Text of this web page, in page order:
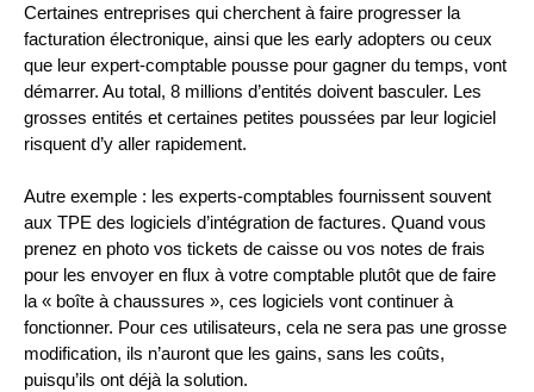
Certaines entreprises qui cherchent à faire progresser la
facturation électronique, ainsi que les early adopters ou ceux
que leur expert-comptable pousse pour gagner du temps, vont
démarrer. Au total, 8 millions d’entités doivent basculer. Les
grosses entités et certaines petites poussées par leur logiciel
risquent d’y aller rapidement.
Autre exemple : les experts-comptables fournissent souvent
aux TPE des logiciels d’intégration de factures. Quand vous
prenez en photo vos tickets de caisse ou vos notes de frais
pour les envoyer en flux à votre comptable plutôt que de faire
la « boîte à chaussures », ces logiciels vont continuer à
fonctionner. Pour ces utilisateurs, cela ne sera pas une grosse
modification, ils n’auront que les gains, sans les coûts,
puisqu’ils ont déjà la solution.